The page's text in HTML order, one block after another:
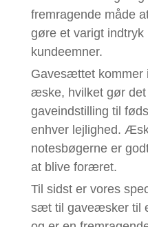
fremragende måde
gøre et varigt indtryk
kundeemner.
Gavesættet kommer
æske, hvilket gør det
gaveindstilling til
enhver lejlighed.
notesbøgerne er
at blive foræret.
Til sidst er vores
sæt til gaveæsker til